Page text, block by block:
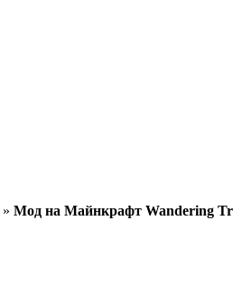
» Мод на Майнкрафт Wandering